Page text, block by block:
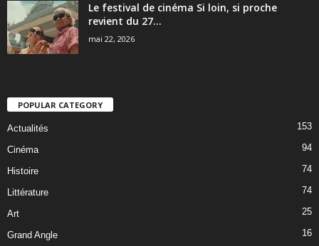
Le festival de cinéma Si loin, si proche
revient du 27...
mai 22, 2026
POPULAR CATEGORY
Actualités 153
Cinéma 94
Histoire 74
Littérature 74
Art 25
Grand Angle 16